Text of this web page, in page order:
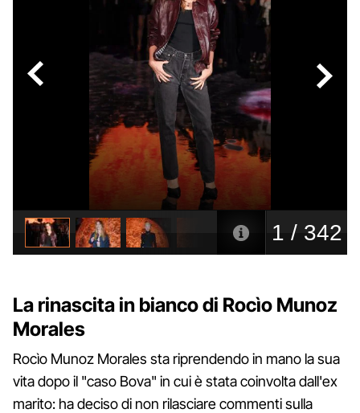
La rinascita in bianco di Rocìo Munoz
Morales
Rocìo Munoz Morales sta riprendendo in mano la sua
vita dopo il "caso Bova" in cui è stata coinvolta dall'ex
marito: ha deciso di non rilasciare commenti sulla